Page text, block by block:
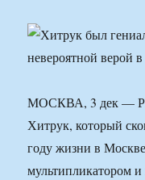
МОСКВА, 3 дек —
Хитрук, который
году жизни в
мультипликатором